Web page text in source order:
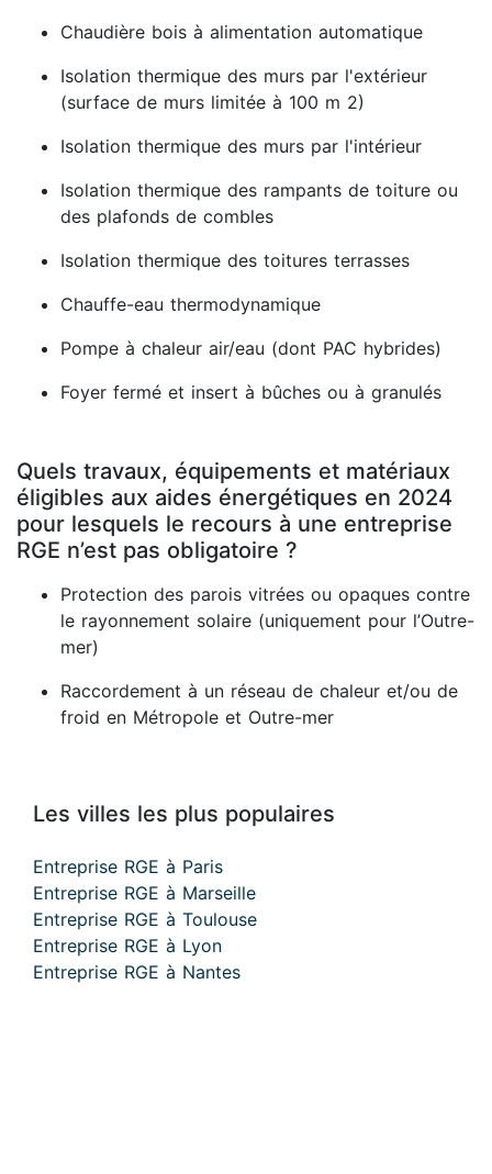
Chaudière bois à alimentation automatique
Isolation thermique des murs par l'extérieur
(surface de murs limitée à 100 m 2)
Isolation thermique des murs par l'intérieur
Isolation thermique des rampants de toiture ou
des plafonds de combles
Isolation thermique des toitures terrasses
Chauffe-eau thermodynamique
Pompe à chaleur air/eau (dont PAC hybrides)
Foyer fermé et insert à bûches ou à granulés
Quels travaux, équipements et matériaux
éligibles aux aides énergétiques en 2024
pour lesquels le recours à une entreprise
RGE n’est pas obligatoire ?
Protection des parois vitrées ou opaques contre
le rayonnement solaire (uniquement pour l’Outre-
mer)
Raccordement à un réseau de chaleur et/ou de
froid en Métropole et Outre-mer
Les villes les plus populaires
Entreprise RGE à Paris
Entreprise RGE à Marseille
Entreprise RGE à Toulouse
Entreprise RGE à Lyon
Entreprise RGE à Nantes